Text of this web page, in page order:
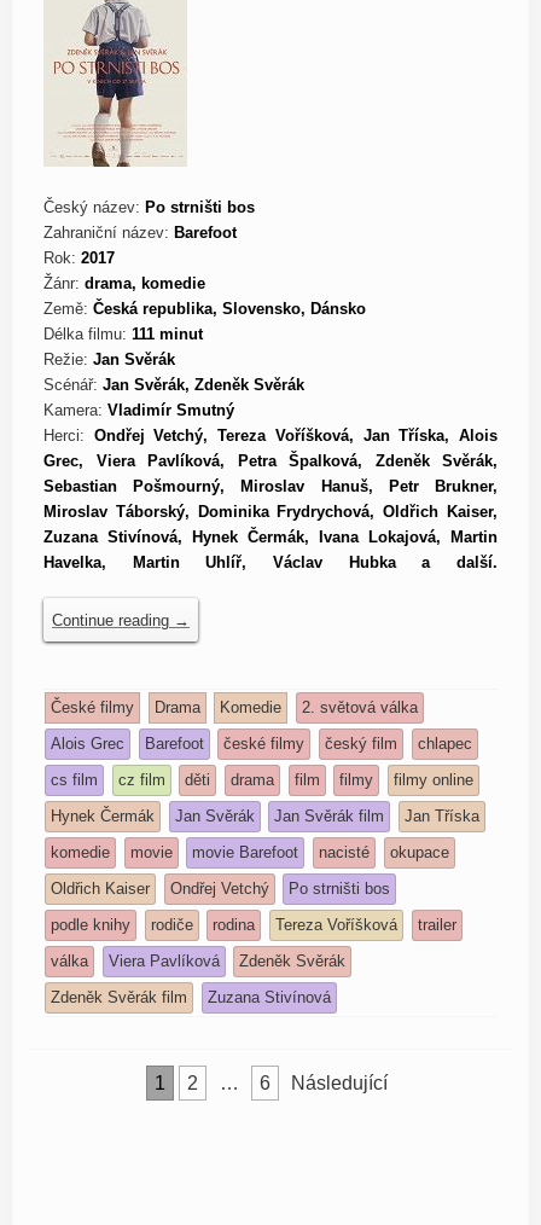
Český název: Po strništi bos
Zahraniční název: Barefoot
Rok: 2017
Žánr: drama, komedie
Země: Česká republika, Slovensko, Dánsko
Délka filmu: 111 minut
Režie: Jan Svěrák
Scénář: Jan Svěrák, Zdeněk Svěrák
Kamera: Vladimír Smutný
Herci: Ondřej Vetchý, Tereza Voříšková, Jan Tříska, Alois
Grec, Viera Pavlíková, Petra Špalková, Zdeněk Svěrák,
Sebastian Pošmourný, Miroslav Hanuš, Petr Brukner,
Miroslav Táborský, Dominika Frydrychová, Oldřich Kaiser,
Zuzana Stivínová, Hynek Čermák, Ivana Lokajová, Martin
Havelka, Martin Uhlíř, Václav Hubka a další.
Continue reading →
České filmy Drama Komedie
2. světová válka
Alois Grec
Barefoot české filmy český film
chlapec
cs film
cz film děti drama film filmy
filmy online
Hynek Čermák
Jan Svěrák Jan Svěrák film
Jan Tříska
komedie
movie movie Barefoot nacisté
okupace
Oldřich Kaiser
Ondřej Vetchý
Po strništi bos
podle knihy
rodiče rodina Tereza Voříšková
trailer
válka
Viera Pavlíková
Zdeněk Svěrák
Zdeněk Svěrák film
Zuzana Stivínová
1 2 … 6 Následující